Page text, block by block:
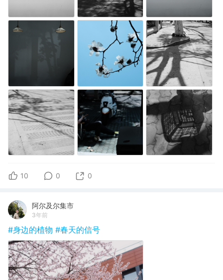
10 0 0
阿尔及尔集市
3年前
#身边的植物 #春天的信号